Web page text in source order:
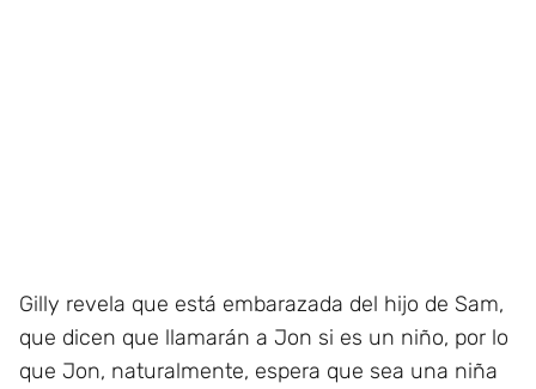
Gilly revela que está embarazada del hijo de Sam,
que dicen que llamarán a Jon si es un niño, por lo
que Jon, naturalmente, espera que sea una niña